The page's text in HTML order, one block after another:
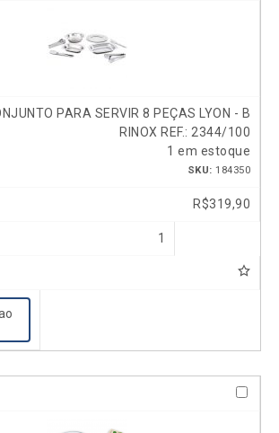
PARA SERVIR 8 PEÇAS LYON - B
RINOX REF.: 2344/100
1 em estoque
SKU: 184350
R$319,90
1